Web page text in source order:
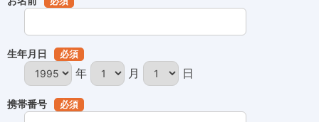
生年月日 必須
年 月 日
携帯番号 必須